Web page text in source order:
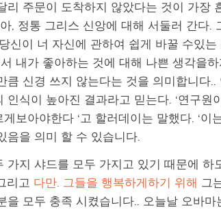
리 주문이 도착하지 않았다는 것이 가장
, 정통 그리스 신앙에 대해 서둘러 간다.
신이 너 자신에 관하여 쉽게 바꿀 수있
내가 좋아하는 것에 대해 나쁜 생각을
큼 신경 쓰지 않는다는 것을 의미합니다
인식이 높아진 결과라고 믿는다. ‘연구
게보아야한다 ‘고 할러데이는 말했다. ‘
음을 의미 할 수 있습니다.
가지 샤드를 모두 가지고 있기 때문에
리고 다만. 그들을 행복하게하기 위해 그
을 모두 충족 시켰습니다.. 오늘날 오바